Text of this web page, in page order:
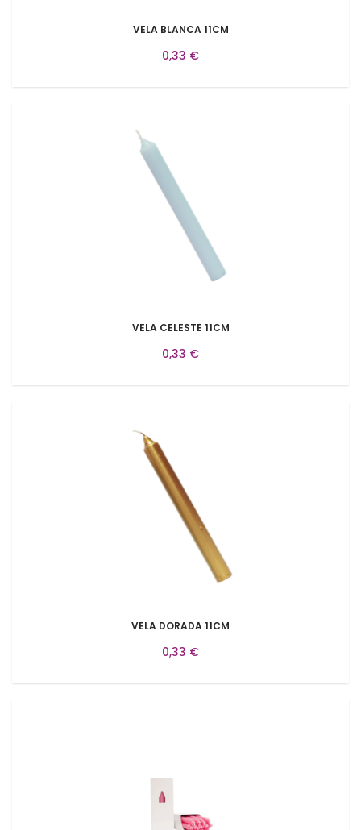
VELA BLANCA 11CM
0,33 €
VELA CELESTE 11CM
0,33 €
VELA DORADA 11CM
0,33 €